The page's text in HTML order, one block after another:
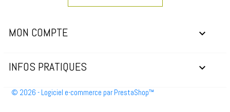
MON COMPTE 
INFOS PRATIQUES 
© 2026 - Logiciel e-commerce par PrestaShop™